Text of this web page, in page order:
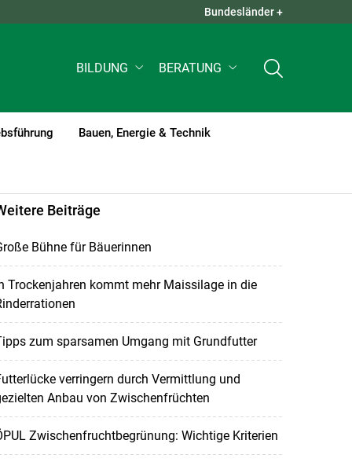
QUICK LINKS +
Bundesländer +
BILDUNG BERATUNG
Bauen, Energie & Technik
Beiträge
Bühne für Bäuerinnen
Trockenjahren kommt mehr Maissilage in die
zum sparsamen Umgang mit Grundfutter
verringern durch Vermittlung und
Anbau von Zwischenfrüchten
Zwischenfruchtbegrünung: Wichtige Kriterien